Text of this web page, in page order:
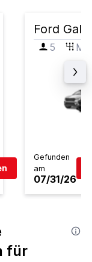
Ford
5 M
Gefunden
am
07/31/26
für